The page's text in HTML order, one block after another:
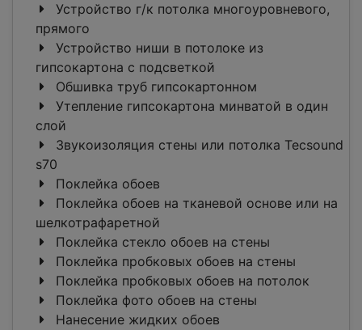
Устройство г/к потолка многоуровневого,
прямого
Устройство ниши в потолоке из
гипсокартона с подсветкой
Обшивка труб гипсокартонном
Утепление гипсокартона минватой в один
слой
Звукоизоляция стены или потолка Tecsound
s70
Поклейка обоев
Поклейка обоев на тканевой основе или на
шелкотрафаретной
Поклейка стекло обоев на стены
Поклейка пробковых обоев на стены
Поклейка пробковых обоев на потолок
Поклейка фото обоев на стены
Нанесение жидких обоев